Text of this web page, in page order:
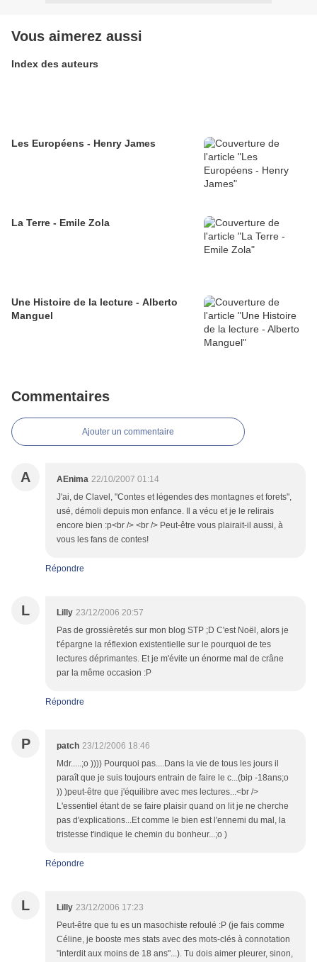
Vous aimerez aussi
Index des auteurs
Les Européens - Henry James
La Terre - Emile Zola
Une Histoire de la lecture - Alberto
Manguel
Commentaires
Ajouter un commentaire
A AEnima 22/10/2007 01:14
J'ai, de Clavel, "Contes et légendes des montagnes et forets",
usé, démoli depuis mon enfance. Il a vécu et je le relirais
encore bien :p<br /> <br /> Peut-être vous plairait-il aussi, à
vous les fans de contes!
Répondre
L Lilly 23/12/2006 20:57
Pas de grossièretés sur mon blog STP ;D C'est Noël, alors je
t'épargne la réflexion existentielle sur le pourquoi de tes
lectures déprimantes. Et je m'évite un énorme mal de crâne
par la même occasion :P
Répondre
P patch 23/12/2006 18:46
Mdr.....;o )))) Pourquoi pas....Dans la vie de tous les jours il
paraît que je suis toujours entrain de faire le c...(bip -18ans;o
)) )peut-être que j'équilibre avec mes lectures...<br />
L'essentiel étant de se faire plaisir quand on lit je ne cherche
pas d'explications...Et comme le bien est l'ennemi du mal, la
tristesse t'indique le chemin du bonheur...;o )
Répondre
L Lilly 23/12/2006 17:23
Peut-être que tu es un masochiste refoulé :P (je fais comme
Céline, je booste mes stats avec des mots-clés à connotation
"interdit aux moins de 18 ans"...). Tu dois aimer pleurer, sinon,